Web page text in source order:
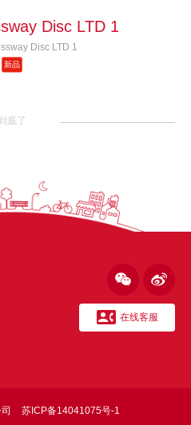
Disc LTD 1
Disc LTD 1
新品
底了
 
 在线客服
苏ICP备14041075号-1